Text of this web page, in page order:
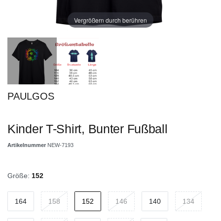
Vergrößern durch berühren
PAULGOS
Kinder T-Shirt, Bunter Fußball
Artikelnummer NEW-7193
Größe: 152
164 158 152 146 140 134